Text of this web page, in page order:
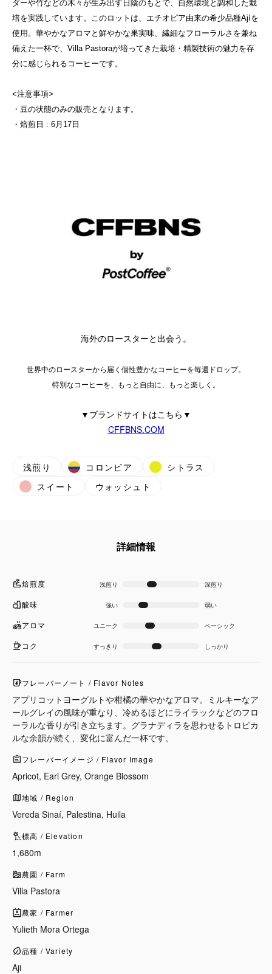
ダーや竹などの木々が生み出す日陰のもとで、自然環境と調和した栽
培を実践しています。このロットは、エチオピア由来の希少品種Ajíを
使用。華やかなアロマと鮮やかな果実味、繊細なフローラルさを兼ね
備えた一杯で、Villa Pastoraが培ってきた栽培・精製技術の魅力を存
分に感じられるコーヒーです。
<注意事項>
・豆の状態のみの販売となります。
・焙煎日 : 6月17日
海外のロースターと出会う。
世界中のロースターから届く個性豊かなコーヒーを毎週ドロップ。
特別なコーヒーを、もっと自由に、もっと楽しく。
▼ブランドサイトはこちら▼
CFFBNS.COM
浅煎り コロンビア
シトラス
スイート
ウォッシュト
詳細情報
焙煎度 浅煎り 深煎り
酸味 強い 弱い
アロマ ユニーク ベーシック
コク すっきり しっかり
フレーバーノート / Flavor Notes
アプリコットヨーグルトや柑橘の華やかなアロマ。ミルキーなア
ールグレイの風味が重なり、冷めるほどにライラックなどのフロ
ーラルな香りが引き立ちます。グラナディラを思わせるトロピカ
ルな余韻が続く、変化に富んだ一杯です。
フレーバーイメージ / Flavor Image
Apricot, Earl Grey, Orange Blossom
地域 / Region
Vereda Sinaí, Palestina, Huila
標高 / Elevation
1,680m
農園 / Farm
Villa Pastora
農家 / Farmer
Yulieth Mora Ortega
品種 / Variety
Aji